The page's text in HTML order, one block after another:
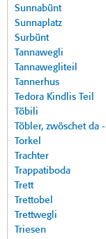
Sunnabünt
Sunnaplatz
Surbünt
Tannawegli
Tannawegliteil
Tannerhus
Tedora Kindlis Teil
Töbili
Töbler, zwöschet da -
Torkel
Trachter
Trappatiboda
Trett
Trettobel
Trettwegli
Triesen